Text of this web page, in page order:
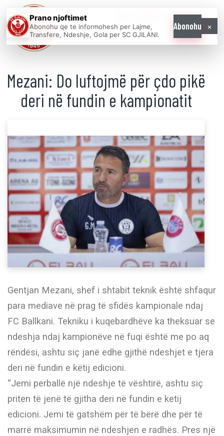
ONE
Mezani: Do luftojmë për çdo pikë
deri në fundin e kampionatit
Gentjan Mezani, shef i shtabit teknik është shfaqur
para mediave në prag të sfidës kampionale ndaj
FC Ballkani. Tekniku i kuqebardhëve ka theksuar se
ndeshja ndaj kampionëve në fuqi është me po aq
rëndësi, ashtu siç janë edhe gjithë ndeshjet e tjera
deri në fundin e këtij edicioni.
“Jemi perballë një ndeshje të vështirë, ashtu siç
priten të jenë të gjitha deri në fundin e ketij
edicioni. Jemi të gatshëm për të bërë dhe për të
marrë maksimumin në ndeshjen e radhës. Pres një
Prano njoftimet
Abonohu qe te informohesh per Lajme,
Transfere, Ndeshje, Gola per SC GJILANI.
Abonohu ×